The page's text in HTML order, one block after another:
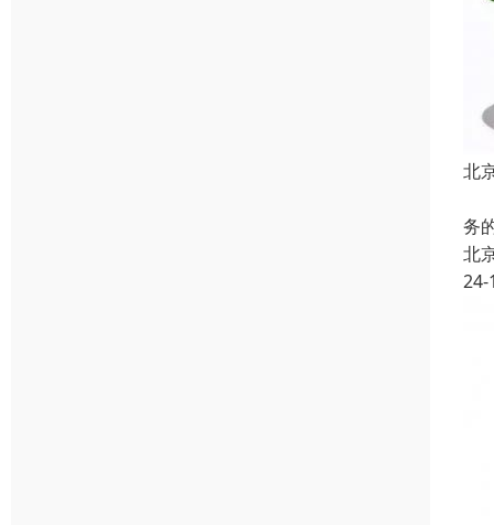
北
务
北
24-